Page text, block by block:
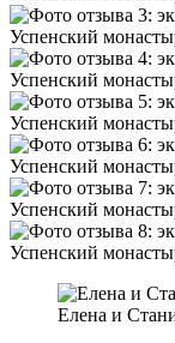
Елена и